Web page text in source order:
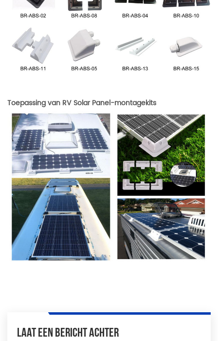
Toepassing van RV Solar Panel-montagekits
LAAT EEN BERICHT ACHTER